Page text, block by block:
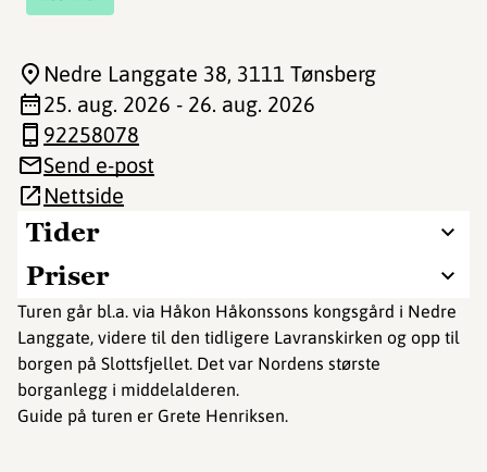
Tider
Priser
Turen går bl.a. via Håkon Håkonssons kongsgård i Nedre
Langgate, videre til den tidligere Lavranskirken og opp til
borgen på Slottsfjellet. Det var Nordens største
borganlegg i middelalderen.
Guide på turen er Grete Henriksen.
Nedre Langgate 38, 3111 Tønsberg
25. aug. 2026 - 26. aug. 2026
92258078
Send e-post
Nettside